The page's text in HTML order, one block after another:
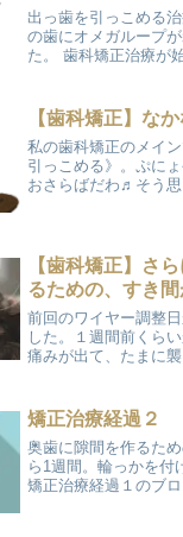
出っ歯を引っこめる
の歯にオメガループ
た。 歯科矯正治療が
たいほどの痛みが、
化していった...
【歯科矯正】な
私の歯科矯正のメイ
引っこめる》。ぷに
おさらばだわ♬そう
ぜか２カ月前から急
【歯科矯正】さ
るための、すき間
前回のワイヤー調整
した。１週間前くら
痛みが出て、たまに襲
歯科の先生に言ってた
いのは嫌なものです...
矯正治療経過２
奥歯に隙間を作るた
ら1週間。輪っかを付
矯正治療経過１のブ